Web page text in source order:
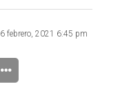
6 febrero, 2021 6:45 pm